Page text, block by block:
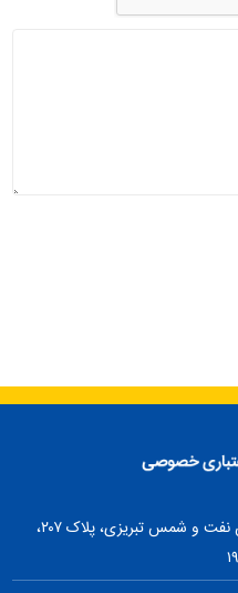
تهران، ضلع شمالی بلوار میرداماد، بین نفت و شمس تبریزی، پلاک ۲۰۷،